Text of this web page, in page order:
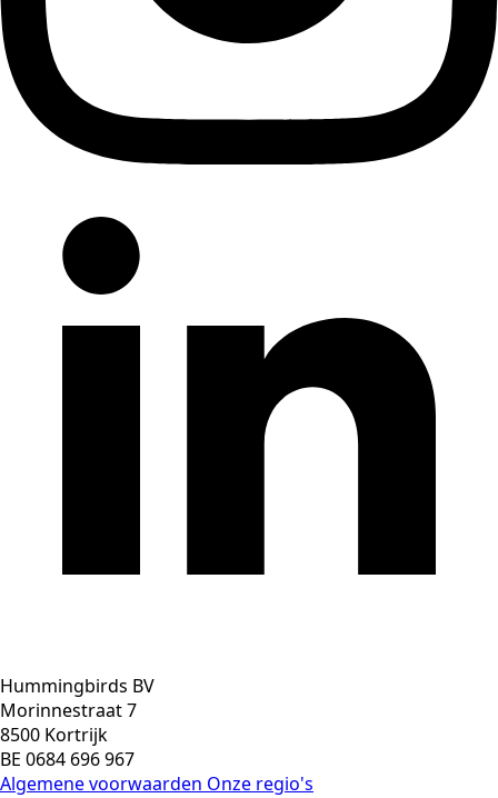
Hummingbirds BV
Morinnestraat 7
8500 Kortrijk
BE 0684 696 967
Algemene voorwaarden Onze regio's